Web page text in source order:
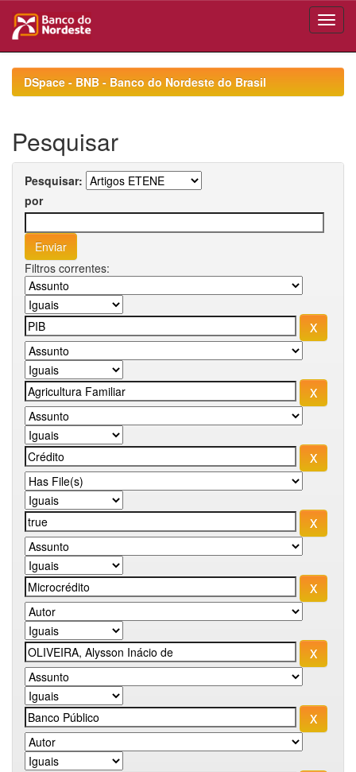
navigationDSpace - BNB - Banco do Nordeste do Brasil
Pesquisar
Pesquisar:
por
Filtros correntes: